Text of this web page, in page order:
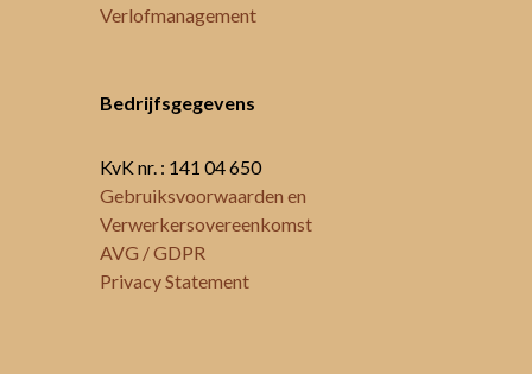
Verlofmanagement
Bedrijfsgegevens
KvK nr. : 141 04 650
Gebruiksvoorwaarden en
Verwerkersovereenkomst
AVG / GDPR
Privacy Statement